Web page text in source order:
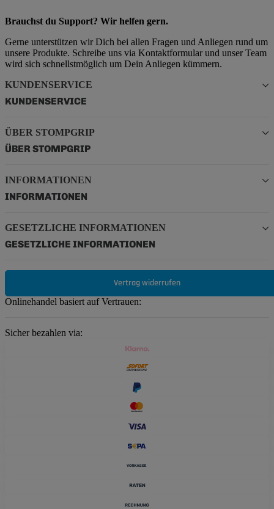
Brauchst du Support? Wir helfen gern.
Gerne unterstützen wir Dich bei allen Fragen und Anliegen rund um
unsere Produkte. Schreibe uns via Kontaktformular und unser Team
wird sich schnellstmöglich um Dein Anliegen kümmern.
KUNDENSERVICE
KUNDENSERVICE
ÜBER STOMPGRIP
ÜBER STOMPGRIP
INFORMATIONEN
INFORMATIONEN
GESETZLICHE INFORMATIONEN
GESETZLICHE INFORMATIONEN
Vertrag widerrufen
Onlinehandel basiert auf Vertrauen:
Sicher bezahlen via: